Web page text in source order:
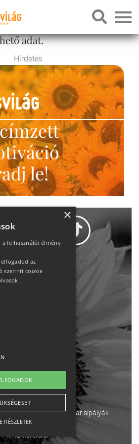
adat.
Hirdetés
le!
Adatvédelem
kapcsolat
English
sípályák Magyar sípályák
MTB kerékpár
×
felhasználói élmény
az
szerinti cookie
RÉSZLETEK